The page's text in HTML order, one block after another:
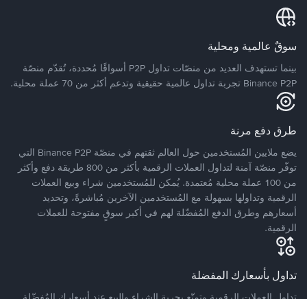
سوقٌ عالمية ومحلية
بينما تستهدف العديد من منصّات تداول P2P أسواقًا مُحددة، تُقدّم منصّة
Binance P2P تجربة تداول عالمية حقيقية وتدعم أكثر من 70 عملة محلية.
طرق دفع مرنة
يضع ملايين المُستخدمين حول العالم ثقتهم في منصّة Binance P2P التي
توفّر منصّة آمنة لتداول العملات الرقمية بأكثر من 800 طريقة دفع وأكثر
من 100 عملة محلية مُعتمدة. يُمكن للمُستخدمين شراء وبيع العملات
الرقمية وتداولها بسهولة مع المُستخدمين الآخرين مُباشرةً، وتحديد
أسعارهم وطرق الدفع المُفضّلة لهم في أكبر سوقٍ مفتوحة للعملات
الرقمية.
تداول بأسعارك المفضلة